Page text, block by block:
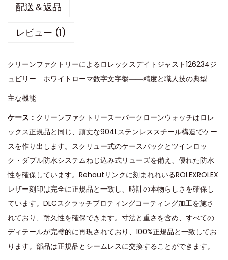
配送＆返品
レビュー (1)
クリーンファクトリーによるロレックスデイトジャスト126234ジ
ュビリー ホワイトローマ数字文字盤――精度と職人技の典型
主な機能
ケース： クリーンファクトリースーパークローンウォッチはロレ
ックス正規品と同じ、頑丈な904Lステンレススチール構造でケー
スを作り出します。スクリュー式のケースバックとツインロッ
ク・ダブル防水システムねじ込み式リューズを備え、優れた防水
性を確保しています。Rehautリンクに刻まれれいるROLEXROLEX
レザー刻印は完全に正規品と一致し、時計の本物らしさを確保し
ています。DLCスクラッチプロティングコーティング加工を施さ
れており、耐久性を確保できます。寸法と重さを含め、すべての
ディテールが完璧的に再現されており、100%正規品と一致してお
ります。部品は正規品とシームレスに交換することができます。